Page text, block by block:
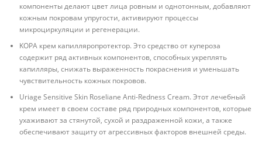
компоненты делают цвет лица ровным и однотонным, добавляют
кожным покровам упругости, активируют процессы
микроциркуляции и регенерации.
KOPA крем капилляропротектор. Это средство от купероза
содержит ряд активных компонентов, способных укреплять
капилляры, снижать выраженность покраснения и уменьшать
чувствительность кожных покровов.
Uriage Sensitive Skin Roseliane Anti-Redness Cream. Этот лечебный
крем имеет в своем составе ряд природных компонентов, которые
ухаживают за стянутой, сухой и раздраженной кожи, а также
обеспечивают защиту от агрессивных факторов внешней среды.